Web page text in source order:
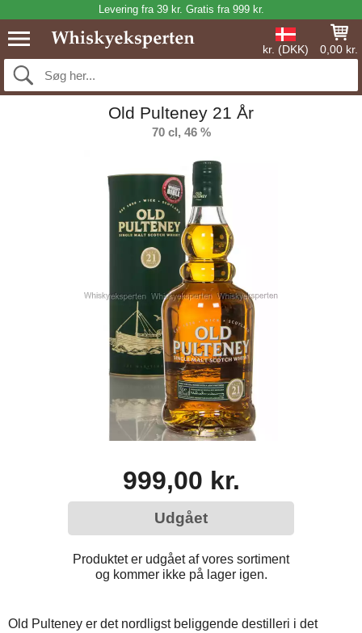
Levering fra 39 kr. Gratis fra 999 kr.
kr. (DKK) 0,00 kr.
Old Pulteney 21 År
70 cl, 46 %
999,00 kr.
Udgået
Produktet er udgået af vores sortiment
og kommer ikke på lager igen.
Old Pulteney er det nordligst beliggende destilleri i det